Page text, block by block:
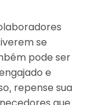
se
pode ser
e
repense sua